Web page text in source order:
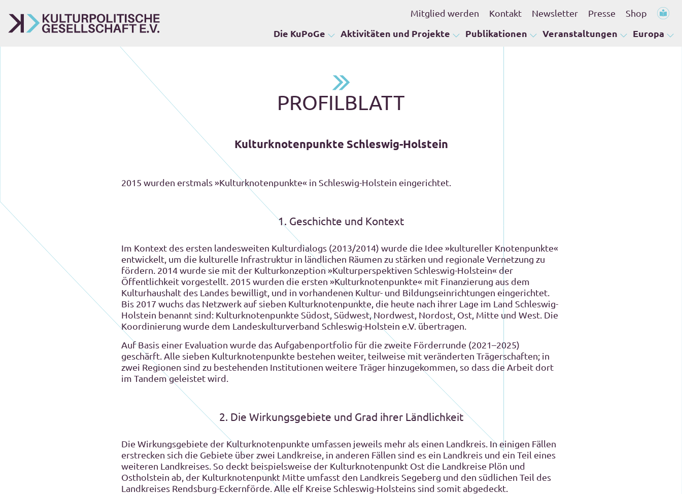
Mitglied werden Kontakt Newsletter Presse Shop
Die KuPoGe Aktivitäten und Projekte Publikationen Veranstaltungen Europa
PROFILBLATT
Kulturknotenpunkte Schleswig-Holstein
2015 wurden erstmals »Kulturknotenpunkte« in Schleswig-Holstein eingerichtet.
1. Geschichte und Kontext
Im Kontext des ersten landesweiten Kulturdialogs (2013/2014) wurde die Idee »kultureller Knotenpunkte«
entwickelt, um die kulturelle Infrastruktur in ländlichen Räumen zu stärken und regionale Vernetzung zu
fördern. 2014 wurde sie mit der Kulturkonzeption »Kulturperspektiven Schleswig-Holstein« der
Öffentlichkeit vorgestellt. 2015 wurden die ersten »Kulturknotenpunkte« mit Finanzierung aus dem
Kulturhaushalt des Landes bewilligt, und in vorhandenen Kultur- und Bildungseinrichtungen eingerichtet.
Bis 2017 wuchs das Netzwerk auf sieben Kulturknotenpunkte, die heute nach ihrer Lage im Land Schleswig-
Holstein benannt sind: Kulturknotenpunkte Südost, Südwest, Nordwest, Nordost, Ost, Mitte und West. Die
Koordinierung wurde dem Landeskulturverband Schleswig-Holstein e.V. übertragen.
Auf Basis einer Evaluation wurde das Aufgabenportfolio für die zweite Förderrunde (2021–2025)
geschärft. Alle sieben Kulturknotenpunkte bestehen weiter, teilweise mit veränderten Trägerschaften; in
zwei Regionen sind zu bestehenden Institutionen weitere Träger hinzugekommen, so dass die Arbeit dort
im Tandem geleistet wird.
2. Die Wirkungsgebiete und Grad ihrer Ländlichkeit
Die Wirkungsgebiete der Kulturknotenpunkte umfassen jeweils mehr als einen Landkreis. In einigen Fällen
erstrecken sich die Gebiete über zwei Landkreise, in anderen Fällen sind es ein Landkreis und ein Teil eines
weiteren Landkreises. So deckt beispielsweise der Kulturknotenpunkt Ost die Landkreise Plön und
Ostholstein ab, der Kulturknotenpunkt Mitte umfasst den Landkreis Segeberg und den südlichen Teil des
Landkreises Rendsburg-Eckernförde. Alle elf Kreise Schleswig-Holsteins sind somit abgedeckt.